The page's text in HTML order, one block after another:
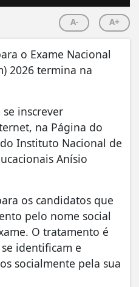
A- A+
o Exame Nacional
2026 termina na
inscrever
na Página do
Instituto Nacional de
Anísio
os candidatos que
pelo nome social
O tratamento é
identificam e
socialmente pela sua